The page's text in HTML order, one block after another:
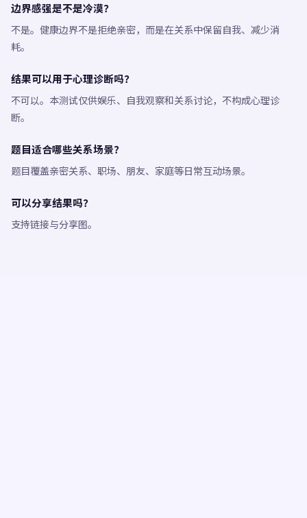
边界感强是不是冷漠？
不是。健康边界不是拒绝亲密，而是在关系中保留自我、减少消
耗。
结果可以用于心理诊断吗？
不可以。本测试仅供娱乐、自我观察和关系讨论，不构成心理诊
断。
题目适合哪些关系场景？
题目覆盖亲密关系、职场、朋友、家庭等日常互动场景。
可以分享结果吗？
支持链接与分享图。